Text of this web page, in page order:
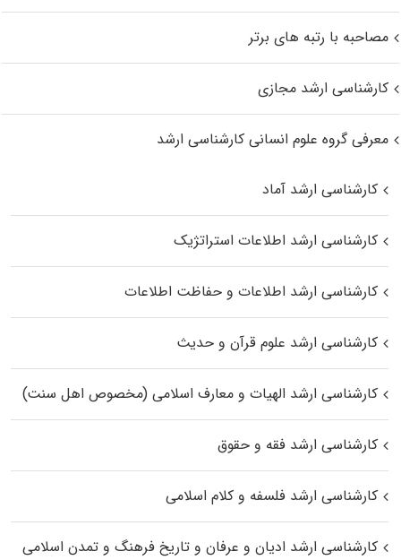
مصاحبه با رتبه های برتر
کارشناسی ارشد مجازی
معرفی گروه علوم انسانی کارشناسی ارشد
کارشناسی ارشد آماد
کارشناسی ارشد اطلاعات استراتژیک
کارشناسی ارشد اطلاعات و حفاظت اطلاعات
کارشناسی ارشد علوم قرآن و حدیث
کارشناسی ارشد الهیات و معارف اسلامی (مخصوص اهل سنت)
کارشناسی ارشد فقه و حقوق
کارشناسی ارشد فلسفه و کلام اسلامی
کارشناسی ارشد ادیان و عرفان و تاریخ فرهنگ و تمدن اسلامی